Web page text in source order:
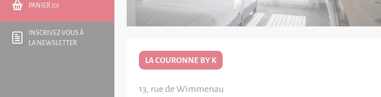
PANIER (0)
INSCRIVEZ-VOUS À
LA NEWSLETTER
LA COURONNE BY K
13, rue de Wimmenau